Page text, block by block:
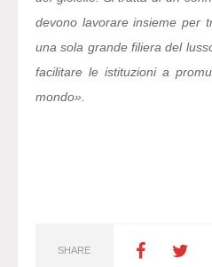
devono lavorare insieme per
una sola grande filiera del
facilitare le istituzioni a
mondo».
SHARE